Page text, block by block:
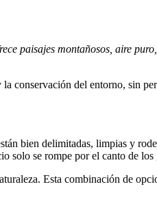
paisajes montañosos, aire
conservación del entorno, sin
bien delimitadas, limpias y
solo se rompe por el canto de
Esta combinación de